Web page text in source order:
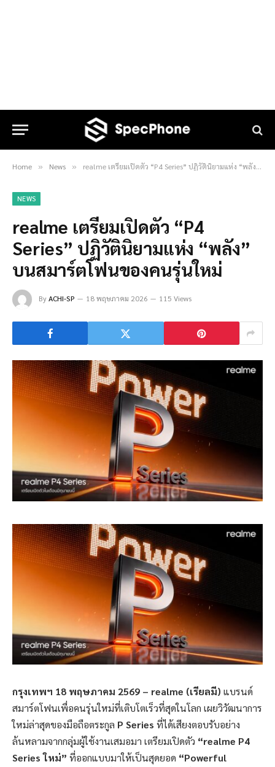
Home » News » realme เตรียมเปิดตัว “P4 Series” ปฏิวัตินิยามแห่ง “พลัง” บนสมาร์ตโฟนของคนรุ่นใหม่
NEWS
realme เตรียมเปิดตัว “P4
Series” ปฏิวัตินิยามแห่ง “พลัง”
บนสมาร์ตโฟนของคนรุ่นใหม่
ByACHI-SP 18 พฤษภาคม 2026 115 Views
กรุงเทพฯ 18 พฤษภาคม 2569 – realme (เรียลมี) แบรนด์
สมาร์ตโฟนเพื่อคนรุ่นใหม่ที่เติบโตเร็วที่สุดในโลก เผยวิวัฒนาการ
ใหม่ล่าสุดของมือถือตระกูล P Series ที่ได้เสียงตอบรับอย่าง
ล้นหลามจากกลุ่มผู้ใช้งานเสมอมา เตรียมเปิดตัว “realme P4
Series ใหม่” ที่ออกแบบมาให้เป็นสุดยอด “Powerful